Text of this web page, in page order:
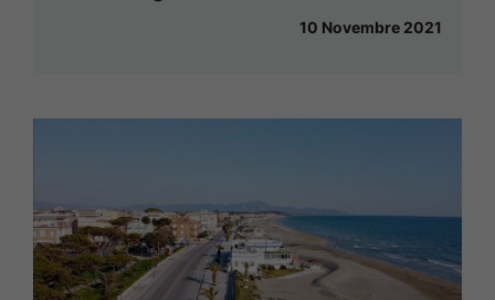
10 Novembre 2021